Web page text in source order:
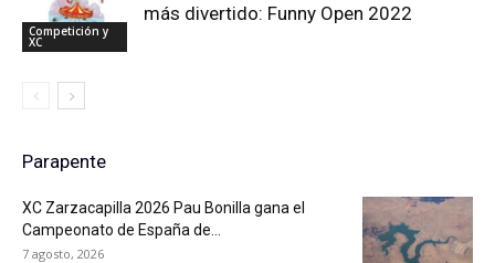
Competición y
XC
más divertido: Funny Open 2022
Parapente
XC Zarzacapilla 2026 Pau Bonilla gana el
Campeonato de España de...
7 agosto, 2026